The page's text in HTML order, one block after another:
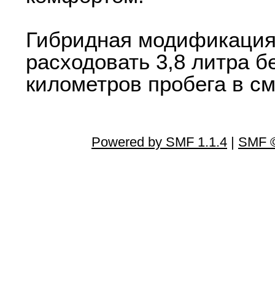
Гибридная
расходовать 3,8 литра
километров пробега в
Powered by SMF 1.1.4 | SMF